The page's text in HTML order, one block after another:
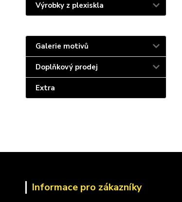
Výrobky z plexiskla
Galerie motivů
Doplňkový prodej
Extra
Informace pro zákazníky